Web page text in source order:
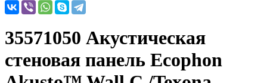
35571050 Акустическая
стеновая панель Ecophon